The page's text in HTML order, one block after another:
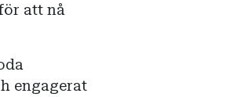
att nå
engagerat